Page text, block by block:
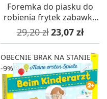
Foremka do piasku do
robienia frytek zabawka
+3, Haba
Cena podstawowa
29,20 zł Cena
23,07 zł
OBECNIE BRAK NA STANIE
-9%